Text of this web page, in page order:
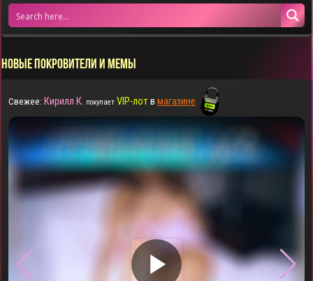
НОВЫЕ ПОКРОВИТЕЛИ И МЕМЫ
Свежее: Кирилл К. покупает VIP-лотвмагазине
▶